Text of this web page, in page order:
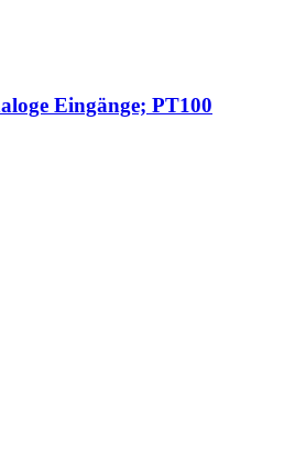
Eingänge; PT100